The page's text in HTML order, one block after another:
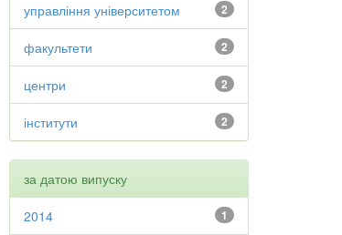
2
управління університетом
2
факультети
2
центри
2
інститути
за датою випуску
1
2014